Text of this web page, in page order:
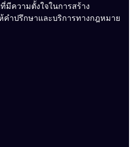
ความตั้งใจในการสร้าง
คำปรึกษาและบริการทางกฎหมาย